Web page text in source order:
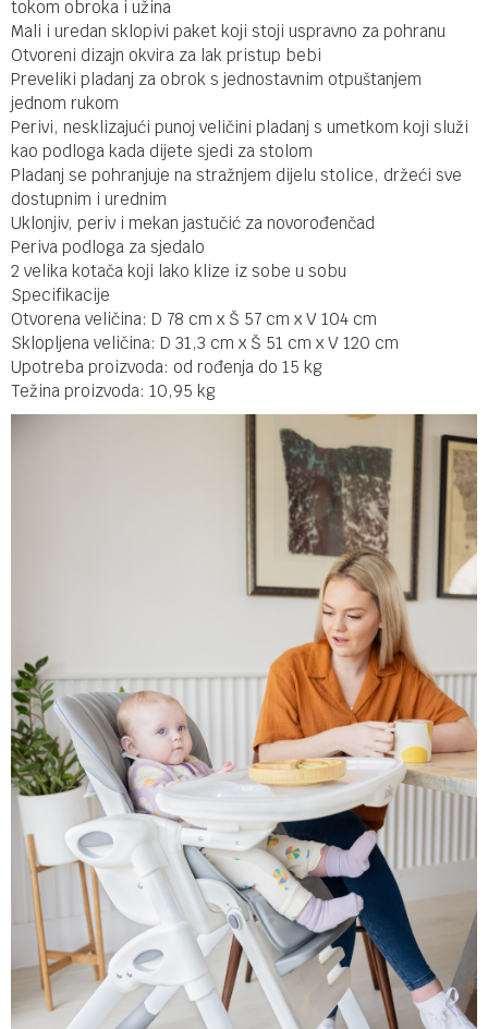
tokom obroka i užina
Mali i uredan sklopivi paket koji stoji uspravno za pohranu
Otvoreni dizajn okvira za lak pristup bebi
Preveliki pladanj za obrok s jednostavnim otpuštanjem
jednom rukom
Perivi, nesklizajući punoj veličini pladanj s umetkom koji služi
kao podloga kada dijete sjedi za stolom
Pladanj se pohranjuje na stražnjem dijelu stolice, držeći sve
dostupnim i urednim
Uklonjiv, periv i mekan jastučić za novorođenčad
Periva podloga za sjedalo
2 velika kotača koji lako klize iz sobe u sobu
Specifikacije
Otvorena veličina: D 78 cm x Š 57 cm x V 104 cm
Sklopljena veličina: D 31,3 cm x Š 51 cm x V 120 cm
Upotreba proizvoda: od rođenja do 15 kg
Težina proizvoda: 10,95 kg